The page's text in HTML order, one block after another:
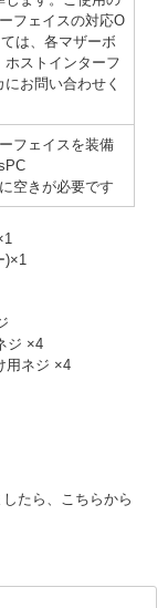
フェイスの対応O
は、各マザーボ
ホストインターフ
にお問い合わせく
フェイスを装備
空きが必要です
)×1
ジ ×4
用ネジ ×4
たら、こちらから